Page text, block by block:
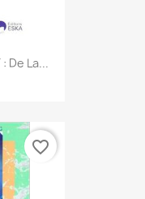
: De La...
favorite_border